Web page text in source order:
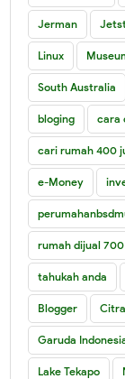
Jerman
Linux
South Australia
bloging cara
cari rumah 400
e-Money
rumah dijual
tahukah anda
Blogger
Garuda
Lake Tekapo